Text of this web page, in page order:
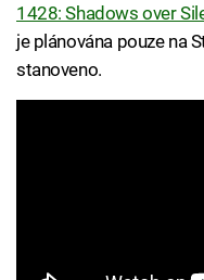
1428: Shadows over
je plánována pouze na
stanoveno.